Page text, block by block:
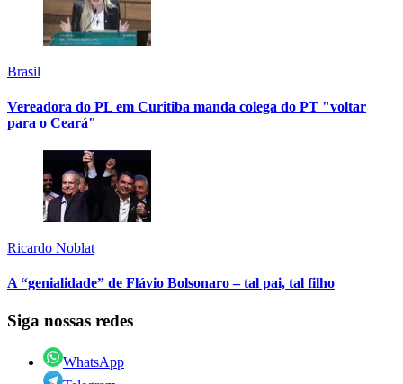
Brasil
Vereadora do PL em Curitiba manda colega do PT "voltar
para o Ceará"
Ricardo Noblat
A “genialidade” de Flávio Bolsonaro – tal pai, tal filho
Siga nossas redes
WhatsApp